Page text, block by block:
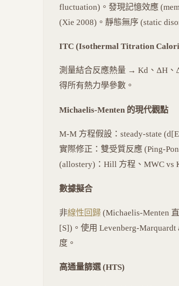
fluctuation)。發現記憶效應
(Xie 2008)。靜態無序 (static
ITC (Isothermal Titration
測量結合反應熱量 → Kd、ΔH、
得所有熱力學參數。
Michaelis-Menten 的現代觀點
M-M 方程假設：steady-state
實際修正：雙受質反應 (Ping-
(allostery)：Hill 方程、MWC vs
數據擬合
非線性回歸 (Michaelis-Menten
[S])。使用 Levenberg-
度。
高通量篩選 (HTS)